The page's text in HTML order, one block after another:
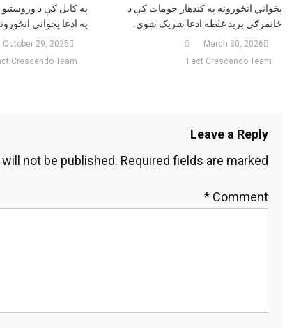
په کابل کې د وروستیو
په ادعا پخواني
October 29, 2025
Crescendo Team
پخواني انځورونه په کندهار جومات کې د
ځانمرګي برید غلطه ادعا شریک شوي.
March 30, 2026
Fact Crescendo Team
Leave a Reply
not be published. Required fields are marked
Comment
*